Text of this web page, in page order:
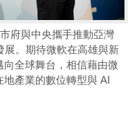
府與中央攜手推動亞灣
展。期待微軟在高雄與新
全球舞台，相信藉由微
產業的數位轉型與 AI